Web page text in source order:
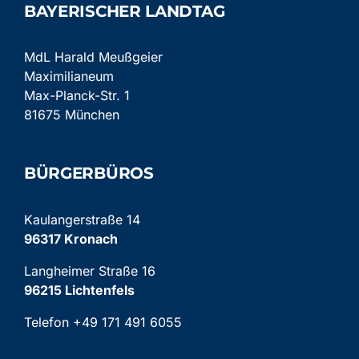
BAYERISCHER LANDTAG
MdL Harald Meußgeier
Maximilianeum
Max-Planck-Str. 1
81675 München
BÜRGERBÜROS
Kaulangerstraße 14
96317 Kronach
Langheimer Straße 16
96215 Lichtenfels
Telefon +49 171 491 6055